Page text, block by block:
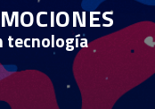
tecnología